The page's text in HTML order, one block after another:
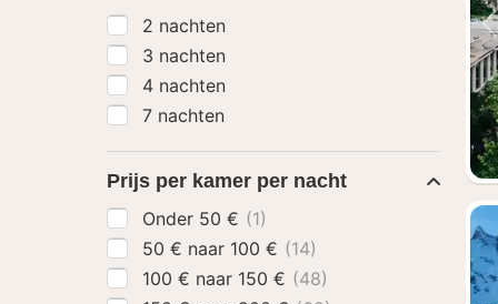
2 nachten
3 nachten
4 nachten
7 nachten
Prijs per kamer per nacht
Onder 50 € (1)
50 € naar 100 € (14)
100 € naar 150 € (48)